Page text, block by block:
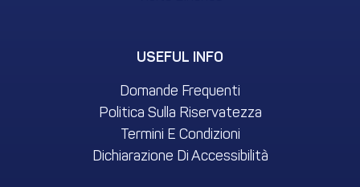
USEFUL INFO
Domande Frequenti
Politica Sulla Riservatezza
Termini E Condizioni
Dichiarazione Di Accessibilità